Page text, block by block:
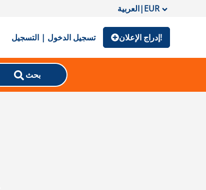
العربية|EUR
تسجيل الدخول | التسجيل إدراج الإعلان!
بحث